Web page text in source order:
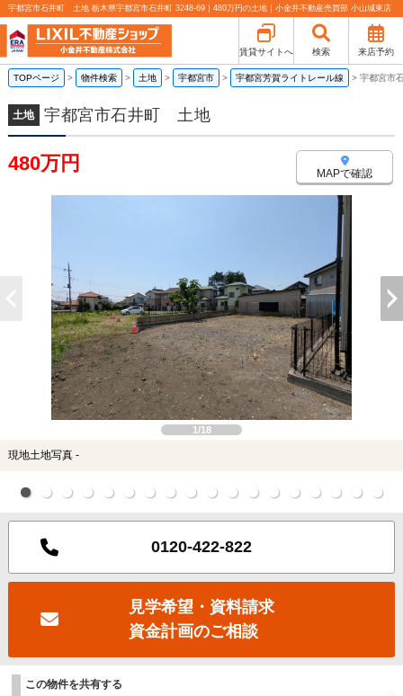
宇都宮市石井町 土地 栃木県宇都宮市石井町 3248-69｜480万円の土地｜小金井不動産売買部 小山城東店
賃貸サイトへ 検索 来店予約
TOPページ > 物件検索 > 土地 > 宇都宮市 > 宇都宮芳賀ライトレール線 > 宇都宮市
土地 宇都宮市石井町 土地
480万円 MAPで確認
1/18
現地土地写真 -
0120-422-822
見学希望・資料請求
資金計画のご相談
この物件を共有する